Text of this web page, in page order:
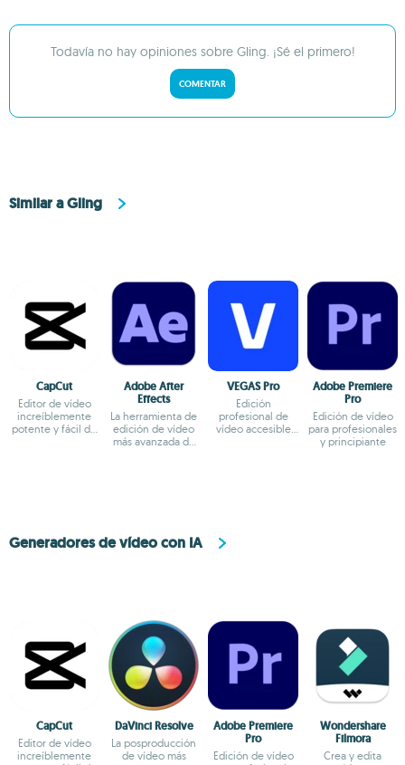
Todavía no hay opiniones sobre Gling. ¡Sé el primero!
COMENTAR
Similar a Gling
CapCut
Editor de vídeo
increíblemente
potente y fácil de
Adobe After
Effects
La herramienta de
edición de vídeo
más avanzada de
VEGAS Pro
Edición
profesional de
vídeo accesible
Adobe Premiere
Pro
Edición de vídeo
para profesionales
y principiante
Generadores de vídeo con IA
CapCut
Editor de vídeo
increíblemente
DaVinci Resolve
La posproducción
de vídeo más
Adobe Premiere
Pro
Edición de vídeo
Wondershare
Filmora
Crea y edita